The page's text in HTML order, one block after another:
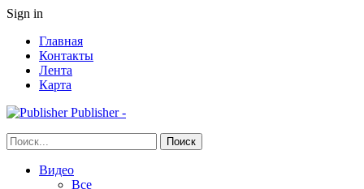
Sign in
Главная
Контакты
Лента
Карта
Publisher -
Видео
Все